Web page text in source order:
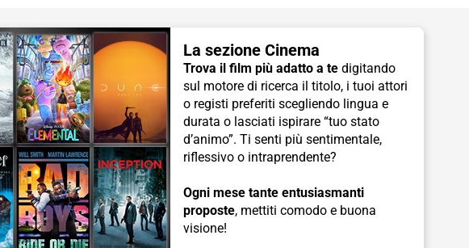
La sezione Cinema
Trova il film più adatto a te digitando
sul motore di ricerca il titolo, i tuoi attori
o registi preferiti scegliendo lingua e
durata o lasciati ispirare “tuo stato
d’animo”. Ti senti più sentimentale,
riflessivo o intraprendente?
Ogni mese tante entusiasmanti
proposte, mettiti comodo e buona
visione!